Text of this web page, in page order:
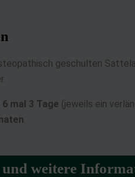
geschulten
6 mal 3 Tage (jeweils ein
weitere